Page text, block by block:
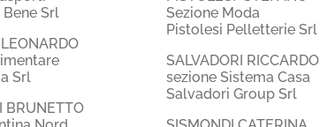
Srl
Srl
BRUNETTO
Sezione Moda
Pistolesi Pelletterie Srl
SALVADORI RICCARDO
sezione Sistema Casa
Salvadori Group Srl